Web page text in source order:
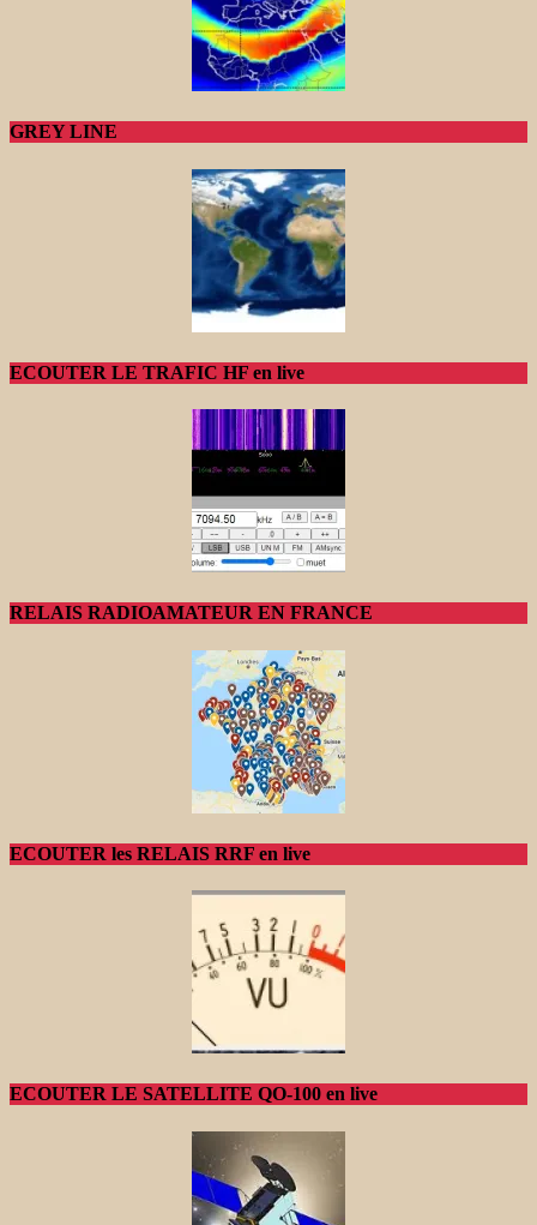
GREY LINE
ECOUTER LE TRAFIC HF en live
RELAIS RADIOAMATEUR EN FRANCE
ECOUTER les RELAIS RRF en live
ECOUTER LE SATELLITE QO-100 en live